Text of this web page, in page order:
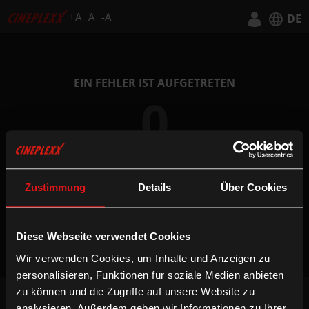
Zustimmung Details Über Cookies
Diese Webseite verwendet Cookies
Wir verwenden Cookies, um Inhalte und Anzeigen zu
personalisieren, Funktionen für soziale Medien anbieten
zu können und die Zugriffe auf unsere Website zu
+A A -A DE
English
EIN FEHLER IST AUFGETRETEN